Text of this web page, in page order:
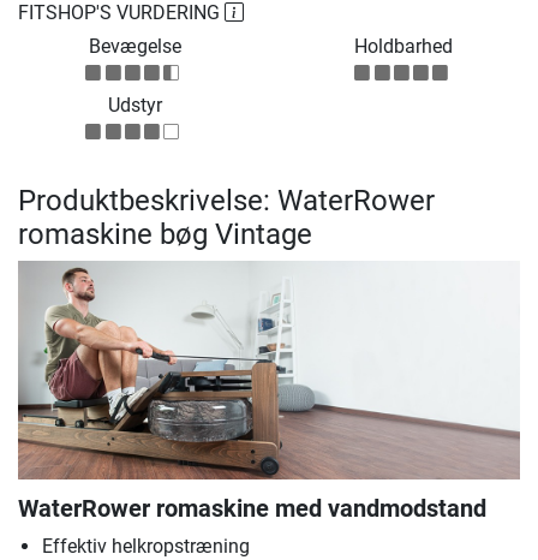
FITSHOP'S VURDERING
Bevægelse
Holdbarhed
Udstyr
Produktbeskrivelse: WaterRower
romaskine bøg Vintage
WaterRower romaskine med vandmodstand
Effektiv helkropstræning